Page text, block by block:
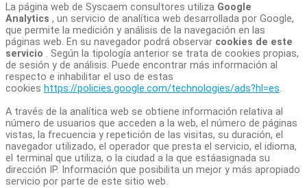
La página web de Syscaem consultores utiliza Google
Analytics , un servicio de analítica web desarrollada por Google,
que permite la medición y análisis de la navegación en las
páginas web. En su navegador podrá observar cookies de este
servicio . Según la tipología anterior se trata de cookies propias,
de sesión y de análisis. Puede encontrar más información al
respecto e inhabilitar el uso de estas
cookies https://policies.google.com/technologies/ads?hl=es.
A través de la analítica web se obtiene información relativa al
número de usuarios que acceden a la web, el número de páginas
vistas, la frecuencia y repetición de las visitas, su duración, el
navegador utilizado, el operador que presta el servicio, el idioma,
el terminal que utiliza, o la ciudad a la que estáasignada su
dirección IP. Información que posibilita un mejor y más apropiado
servicio por parte de este sitio web.